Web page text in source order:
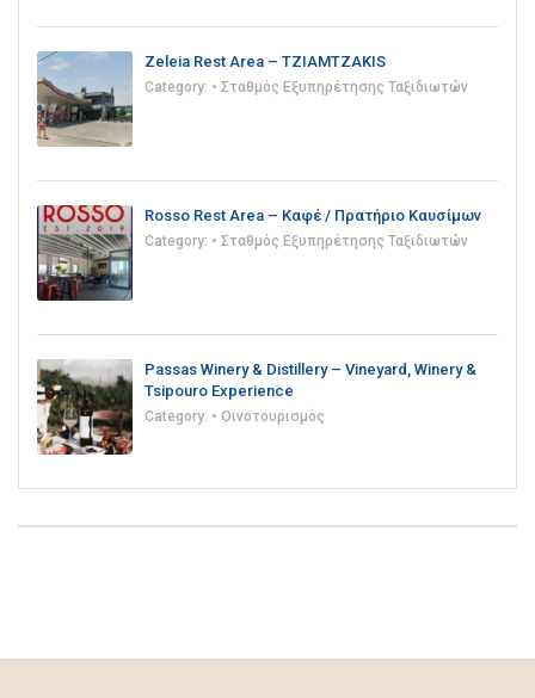
Zeleia Rest Area – TZIAMTZAKIS
Category: • Σταθμός Εξυπηρέτησης Ταξιδιωτών
Rosso Rest Area – Καφέ / Πρατήριο Καυσίμων
Category: • Σταθμός Εξυπηρέτησης Ταξιδιωτών
Passas Winery & Distillery – Vineyard, Winery &
Tsipouro Experience
Category: • Οινοτουρισμός